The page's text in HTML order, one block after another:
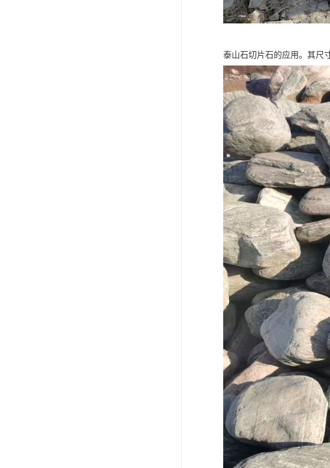
泰山石切片石的应用。其尺